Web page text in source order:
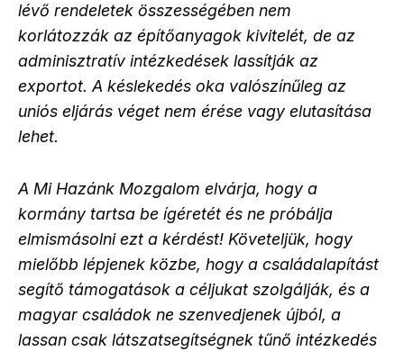
lévő rendeletek összességében nem
korlátozzák az építőanyagok kivitelét, de az
adminisztratív intézkedések lassítják az
exportot. A késlekedés oka valószínűleg az
uniós eljárás véget nem érése vagy elutasítása
lehet.
A Mi Hazánk Mozgalom elvárja, hogy a
kormány tartsa be ígéretét és ne próbálja
elmismásolni ezt a kérdést! Követeljük, hogy
mielőbb lépjenek közbe, hogy a családalapítást
segítő támogatások a céljukat szolgálják, és a
magyar családok ne szenvedjenek újból, a
lassan csak látszatsegítségnek tűnő intézkedés